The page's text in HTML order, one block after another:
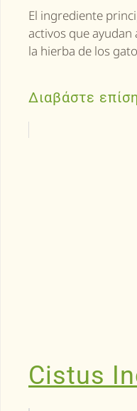
El ingrediente
activos que
la hierba de los
Διαβάστε
Cistus